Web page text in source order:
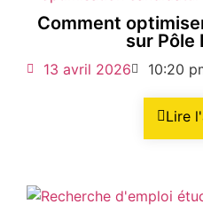
Comment
sur Pôle
13 avril 2026 10:20
Lire